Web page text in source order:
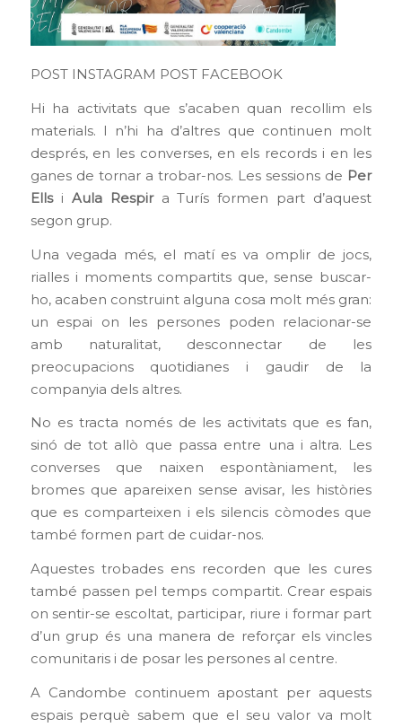
POST INSTAGRAM POST FACEBOOK
Hi ha activitats que s’acaben quan recollim els
materials. I n’hi ha d’altres que continuen molt
després, en les converses, en els records i en les
ganes de tornar a trobar-nos. Les sessions de Per
Ellsi Aula Respira Turís formen part d’aquest
segon grup.
Una vegada més, el matí es va omplir de jocs,
rialles i moments compartits que, sense buscar-
ho, acaben construint alguna cosa molt més gran:
un espai on les persones poden relacionar-se
amb naturalitat, desconnectar de les
preocupacions quotidianes i gaudir de la
companyia dels altres.
No es tracta només de les activitats que es fan,
sinó de tot allò que passa entre una i altra. Les
converses que naixen espontàniament, les
bromes que apareixen sense avisar, les històries
que es comparteixen i els silencis còmodes que
també formen part de cuidar-nos.
Aquestes trobades ens recorden que les cures
també passen pel temps compartit. Crear espais
on sentir-se escoltat, participar, riure i formar part
d’un grup és una manera de reforçar els vincles
comunitaris i de posar les persones al centre.
A Candombe continuem apostant per aquests
espais perquè sabem que el seu valor va molt